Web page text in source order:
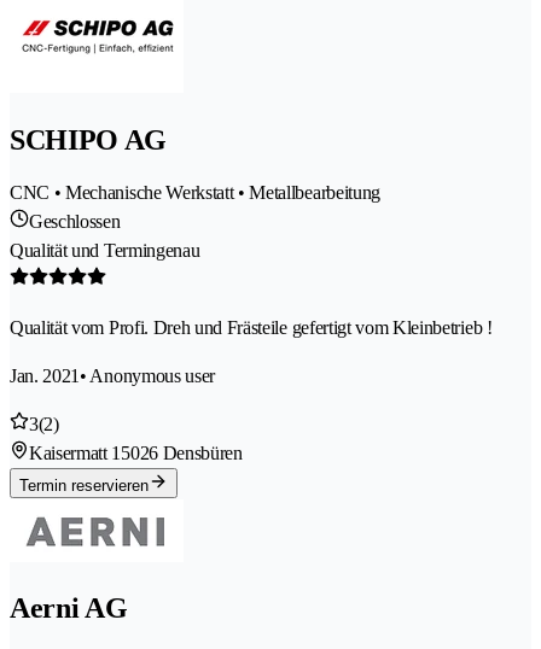
SCHIPO AG
CNC • Mechanische Werkstatt • Metallbearbeitung
Geschlossen
Qualität und Termingenau
Qualität vom Profi. Dreh und Frästeile gefertigt vom Kleinbetrieb !
Jan. 2021 • Anonymous user
3(2)
Kaisermatt 1 5026 Densbüren
Termin reservieren
Aerni AG